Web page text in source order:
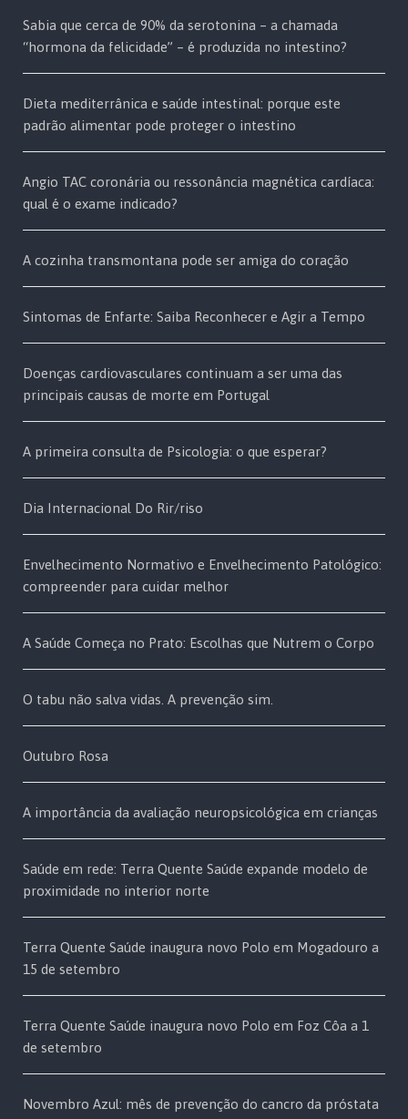
Sabia que cerca de 90% da serotonina – a chamada
“hormona da felicidade” – é produzida no intestino?
Dieta mediterrânica e saúde intestinal: porque este
padrão alimentar pode proteger o intestino
Angio TAC coronária ou ressonância magnética cardíaca:
qual é o exame indicado?
A cozinha transmontana pode ser amiga do coração
Sintomas de Enfarte: Saiba Reconhecer e Agir a Tempo
Doenças cardiovasculares continuam a ser uma das
principais causas de morte em Portugal
A primeira consulta de Psicologia: o que esperar?
Dia Internacional Do Rir/riso
Envelhecimento Normativo e Envelhecimento Patológico:
compreender para cuidar melhor
A Saúde Começa no Prato: Escolhas que Nutrem o Corpo
O tabu não salva vidas. A prevenção sim.
Outubro Rosa
A importância da avaliação neuropsicológica em crianças
Saúde em rede: Terra Quente Saúde expande modelo de
proximidade no interior norte
Terra Quente Saúde inaugura novo Polo em Mogadouro a
15 de setembro
Terra Quente Saúde inaugura novo Polo em Foz Côa a 1
de setembro
Novembro Azul: mês de prevenção do cancro da próstata